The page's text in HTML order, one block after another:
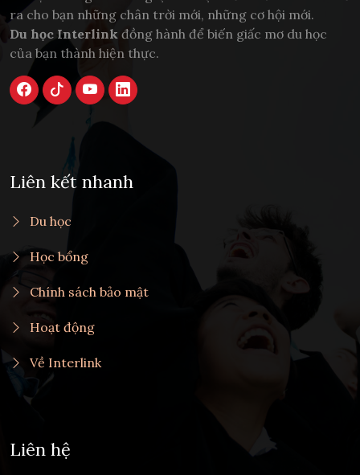
ra cho bạn những chân trời mới, những cơ hội mới.
Du học Interlink đồng hành để biến giấc mơ du học
của bạn thành hiện thực.
Liên kết nhanh
Du học
Học bổng
Chính sách bảo mật
Hoạt động
Về Interlink
Liên hệ